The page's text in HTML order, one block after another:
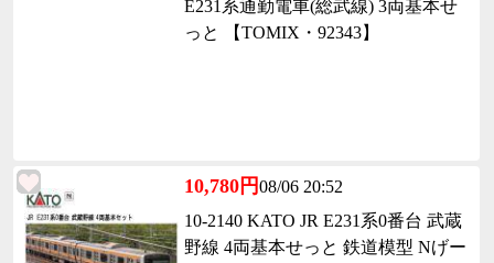
E231系通勤電車(総武線) 3両基本せ
っと 【TOMIX・92343】
10,780円08/06 20:52
10-2140 KATO JR E231系0番台 武蔵
野線 4両基本せっと 鉄道模型 Nげー